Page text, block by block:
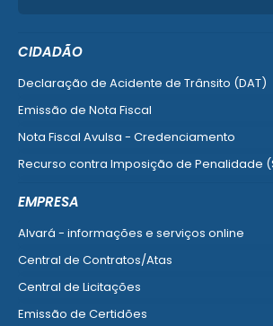
CIDADÃO
Declaração de Acidente de Trânsito (DAT)
Emissão de Nota Fiscal
Nota Fiscal Avulsa - Credenciamento
Recurso contra Imposição de Penalidade
EMPRESA
Alvará - informações e serviços online
Central de Contratos/Atas
Central de Licitações
Emissão de Certidões